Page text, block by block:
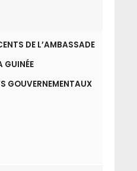
DE L’AMBASSADE
GUINÉE
GOUVERNEMENTAUX